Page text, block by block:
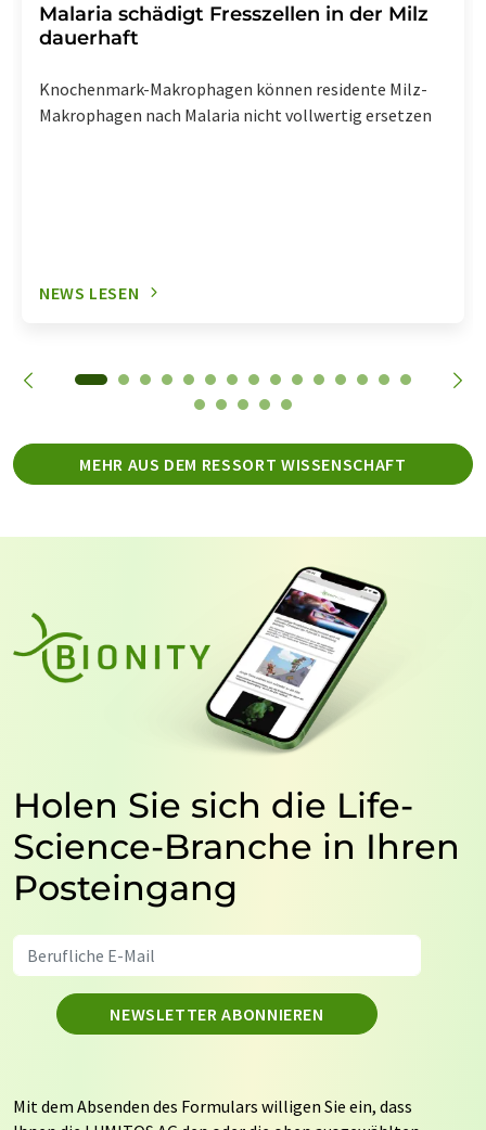
Malaria schädigt Fresszellen in der Milz
dauerhaft
Knochenmark-Makrophagen können residente Milz-
Makrophagen nach Malaria nicht vollwertig ersetzen
NEWS LESEN
MEHR AUS DEM RESSORT WISSENSCHAFT
Holen Sie sich die Life-
Science-Branche in Ihren
Posteingang
NEWSLETTER ABONNIEREN
Mit dem Absenden des Formulars willigen Sie ein, dass